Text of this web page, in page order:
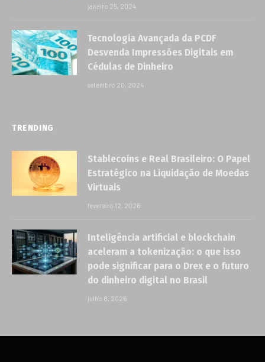
janeiro 25, 2024
Tecnologia Avançada da PCDF
Desvenda Impressões Digitais em
Cédulas de Dinheiro
setembro 20, 2024
TRENDING
Stablecoins e Real Brasileiro: O Papel
Estratégico na Liquidação de Moedas
Virtuais
fevereiro 12, 2026
Inteligência artificial e blockchain
aceleram a tokenização: o que isso
pode significar para o Drex e o futuro
do dinheiro digital no Brasil
julho 8, 2026